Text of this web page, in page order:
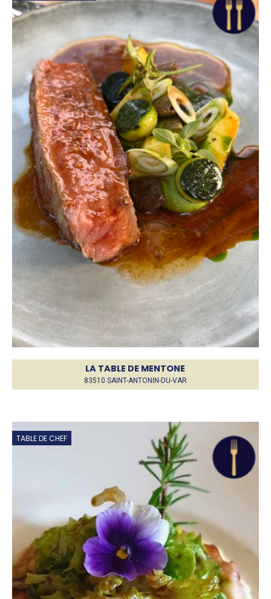
LA TABLE DE MENTONE
83510 SAINT-ANTONIN-DU-VAR
TABLE DE CHEF